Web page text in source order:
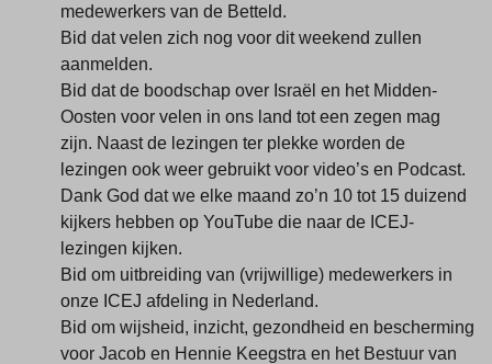
medewerkers van de Betteld.
Bid dat velen zich nog voor dit weekend zullen
aanmelden.
Bid dat de boodschap over Israël en het Midden-
Oosten voor velen in ons land tot een zegen mag
zijn. Naast de lezingen ter plekke worden de
lezingen ook weer gebruikt voor video’s en Podcast.
Dank God dat we elke maand zo’n 10 tot 15 duizend
kijkers hebben op YouTube die naar de ICEJ-
lezingen kijken.
Bid om uitbreiding van (vrijwillige) medewerkers in
onze ICEJ afdeling in Nederland.
Bid om wijsheid, inzicht, gezondheid en bescherming
voor Jacob en Hennie Keegstra en het Bestuur van